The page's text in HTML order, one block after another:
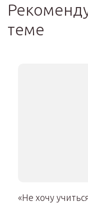
теме
«Не хочу